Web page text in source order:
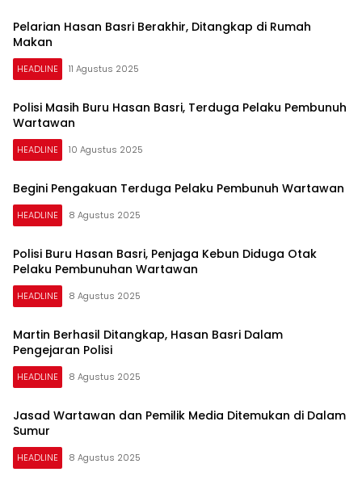
Pelarian Hasan Basri Berakhir, Ditangkap di Rumah
Makan
HEADLINE 11 Agustus 2025
Polisi Masih Buru Hasan Basri, Terduga Pelaku Pembunuh
Wartawan
HEADLINE 10 Agustus 2025
Begini Pengakuan Terduga Pelaku Pembunuh Wartawan
HEADLINE 8 Agustus 2025
Polisi Buru Hasan Basri, Penjaga Kebun Diduga Otak
Pelaku Pembunuhan Wartawan
HEADLINE 8 Agustus 2025
Martin Berhasil Ditangkap, Hasan Basri Dalam
Pengejaran Polisi
HEADLINE 8 Agustus 2025
Jasad Wartawan dan Pemilik Media Ditemukan di Dalam
Sumur
HEADLINE 8 Agustus 2025